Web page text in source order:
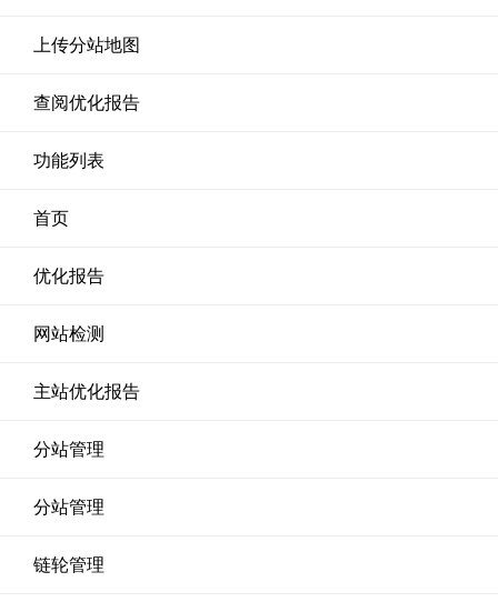
上传分站地图
查阅优化报告
功能列表
首页
优化报告
网站检测
主站优化报告
分站管理
分站管理
链轮管理